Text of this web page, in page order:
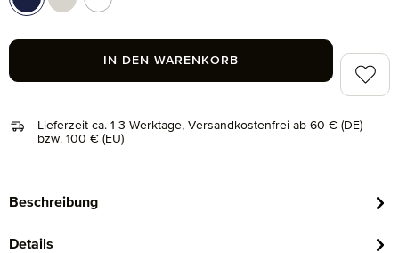
Lieferzeit ca. 1-3 Werktage, Versandkostenfrei ab 60 € (DE)
bzw. 100 € (EU)
deep sea (596)
silver grey (823)
snow (001)
IN DEN WARENKORB Zum
Beschreibung
Details